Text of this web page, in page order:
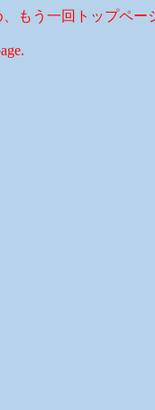
もう一回トップペー